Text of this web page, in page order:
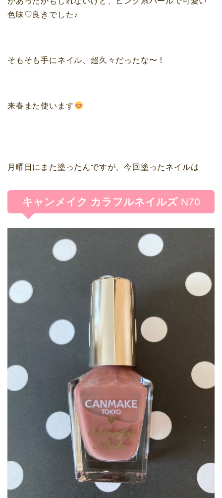
色味♡良きでした♪
そもそも手にネイル、超久々だったな〜！
来春また使います
月曜日にまた塗ったんですが、今回塗ったネイルは
キャンメイク カラフルネイルズ N70